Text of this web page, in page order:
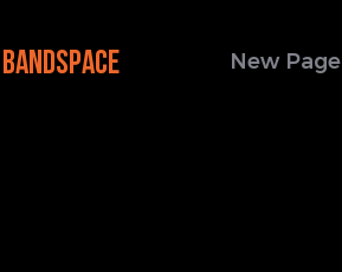
BANDSPACE New Page